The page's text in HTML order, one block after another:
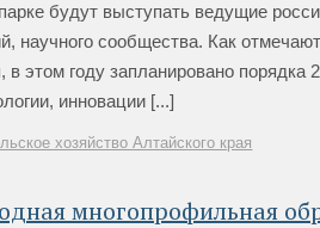
будут выступать ведущие
научного сообщества. Как
в этом году запланировано
инновации [...]
хозяйство Алтайского края
многопрофильная